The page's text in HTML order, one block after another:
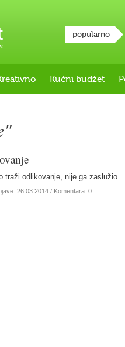
popularno
Kućni budžet
traži odlikovanje, nije ga zaslužio.
26.03.2014 / Komentara: 0